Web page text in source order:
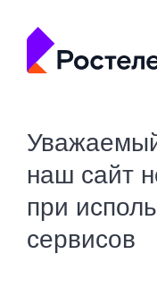
наш сайт
при
сервисов